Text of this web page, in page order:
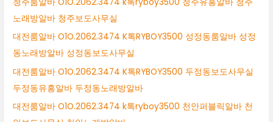
바
구
미
시
퍼
블
릭
바
노래방알바 청주보도사무실
대전룸알바 O1O.2062.3474 K톡RYBOY3500 성정동룸알바 성정
동노래방알바 성정동보도사무실
대전룸알바 O1O.2062.3474 K톡RYBOY3500 두정동보도사무실
두정동유흥알바 두정동노래방알바
대전룸알바 O1O.2062.3474 k톡ryboy3500 천안퍼블릭알바 천